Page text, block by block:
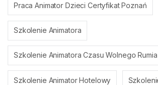
Praca Animator Dzieci Certyfikat Poznań
Szkolenie Animatora
Szkolenie Animatora Czasu Wolnego Rumia
Szkolenie Animator Hotelowy